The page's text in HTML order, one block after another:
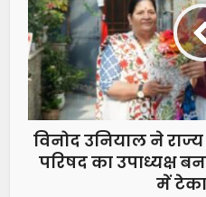
विनोद उनियाल ने राज्य
परिषद का उपाध्यक्ष
में